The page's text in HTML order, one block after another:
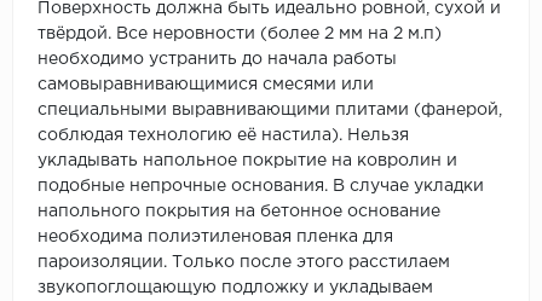
Поверхность должна быть идеально ровной, сухой и
твёрдой. Все неровности (более 2 мм на 2 м.п)
необходимо устранить до начала работы
самовыравнивающимися смесями или
специальными выравнивающими плитами (фанерой,
соблюдая технологию её настила). Нельзя
укладывать напольное покрытие на ковролин и
подобные непрочные основания. В случае укладки
напольного покрытия на бетонное основание
необходима полиэтиленовая пленка для
пароизоляции. Только после этого расстилаем
звукопоглощающую подложку и укладываем